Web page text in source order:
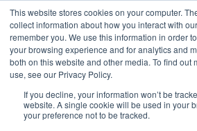
This website stores cookies on your computer.
collect information about how you interact with
remember you. We use this information in order
your browsing experience and for analytics and
both on this website and other media. To find out
use, see our Privacy Policy.
If you decline, your information won’t be
website. A single cookie will be used in your
your preference not to be tracked.
Vai
contenuto
08/08/2026
LinkedinFacebook
X
INIZIATIVE